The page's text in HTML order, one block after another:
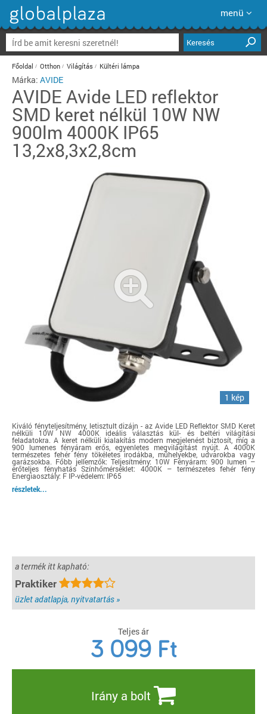
menü
Keresés
Főoldal Otthon Világítás Kültéri lámpa
Márka: AVIDE
AVIDE Avide LED reflektor
SMD keret nélkül 10W NW
900lm 4000K IP65
13,2x8,3x2,8cm
1 kép
Kiváló fényteljesítmény, letisztult dizájn - az Avide LED Reflektor SMD Keret
nélküli 10W NW 4000K ideális választás kül- és beltéri világítási
feladatokra. A keret nélküli kialakítás modern megjelenést biztosít, míg a
900 lumenes fényáram erős, egyenletes megvilágítást nyújt. A 4000K
természetes fehér fény tökéletes irodákba, műhelyekbe, udvarokba vagy
garázsokba. Főbb jellemzők: Teljesítmény: 10W Fényáram: 900 lumen –
erőteljes fényhatás Színhőmérséklet: 4000K – természetes fehér fény
Energiaosztály: F IP-védelem: IP65
részletek...
a termék itt kapható:
Praktiker
üzlet adatlapja, nyitvatartás »
Teljes ár
3 099 Ft
Irány a bolt